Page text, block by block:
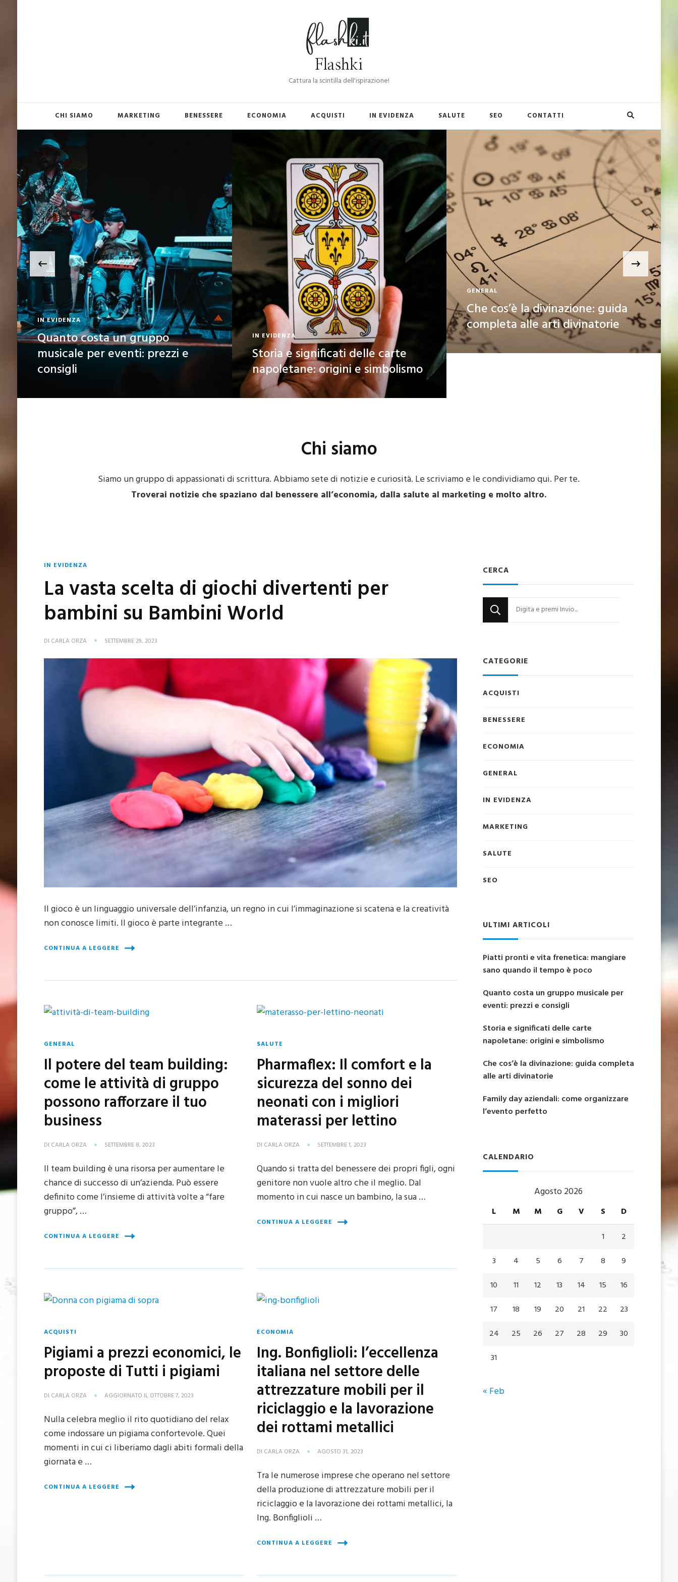
Flashki
Cattura la scintilla dell'ispirazione!
CHI SIAMO MARKETING BENESSERE ECONOMIA ACQUISTI IN EVIDENZA SALUTE SEO CONTATTI
IN EVIDENZA
Quanto costa un gruppo
musicale per eventi: prezzi e
consigli
IN EVIDENZA
Storia e significati delle carte
napoletane: origini e simbolismo
GENERAL
Che cos’è la divinazione: guida
completa alle arti divinatorie
›
Chi siamo
Siamo un gruppo di appassionati di scrittura. Abbiamo sete di notizie e curiosità. Le scriviamo e le condividiamo qui. Per te.
Troverai notizie che spaziano dal benessere all’economia, dalla salute al marketing e molto altro.
IN EVIDENZA
La vasta scelta di giochi divertenti per
bambini su Bambini World
DI CARLA ORZA SETTEMBRE 29, 2023
Il gioco è un linguaggio universale dell’infanzia, un regno in cui l’immaginazione si scatena e la creatività
non conosce limiti. Il gioco è parte integrante …
CONTINUA A LEGGERE
GENERAL
Il potere del team building:
come le attività di gruppo
possono rafforzare il tuo
business
DI CARLA ORZA SETTEMBRE 8, 2023
Il team building è una risorsa per aumentare le
chance di successo di un’azienda. Può essere
definito come l’insieme di attività volte a “fare
gruppo”, …
CONTINUA A LEGGERE
SALUTE
Pharmaflex: Il comfort e la
sicurezza del sonno dei
neonati con i migliori
materassi per lettino
DI CARLA ORZA SETTEMBRE 1, 2023
Quando si tratta del benessere dei propri figli, ogni
genitore non vuole altro che il meglio. Dal
momento in cui nasce un bambino, la sua …
CONTINUA A LEGGERE
ACQUISTI
Pigiami a prezzi economici, le
proposte di Tutti i pigiami
DI CARLA ORZA AGGIORNATO IL OTTOBRE 7, 2023
Nulla celebra meglio il rito quotidiano del relax
come indossare un pigiama confortevole. Quei
momenti in cui ci liberiamo dagli abiti formali della
giornata e …
CONTINUA A LEGGERE
ECONOMIA
Ing. Bonfiglioli: l’eccellenza
italiana nel settore delle
attrezzature mobili per il
riciclaggio e la lavorazione
dei rottami metallici
DI CARLA ORZA AGOSTO 31, 2023
Tra le numerose imprese che operano nel settore
della produzione di attrezzature mobili per il
riciclaggio e la lavorazione dei rottami metallici, la
Ing. Bonfiglioli …
CONTINUA A LEGGERE
CERCA
Cerchi
qualcosa?
CATEGORIE
ACQUISTI
BENESSERE
ECONOMIA
GENERAL
IN EVIDENZA
MARKETING
SALUTE
SEO
ULTIMI ARTICOLI
Piatti pronti e vita frenetica: mangiare
sano quando il tempo è poco
Quanto costa un gruppo musicale per
eventi: prezzi e consigli
Storia e significati delle carte
napoletane: origini e simbolismo
Che cos’è la divinazione: guida completa
alle arti divinatorie
Family day aziendali: come organizzare
l’evento perfetto
CALENDARIO
Agosto 2026
L M M G V S
D
1
2
3
4 5 6 7 8
9
10
11 12 13 14 15
16
17
18 19 20 21 22
23
24
25 26 27 28 29
30
31
« Feb